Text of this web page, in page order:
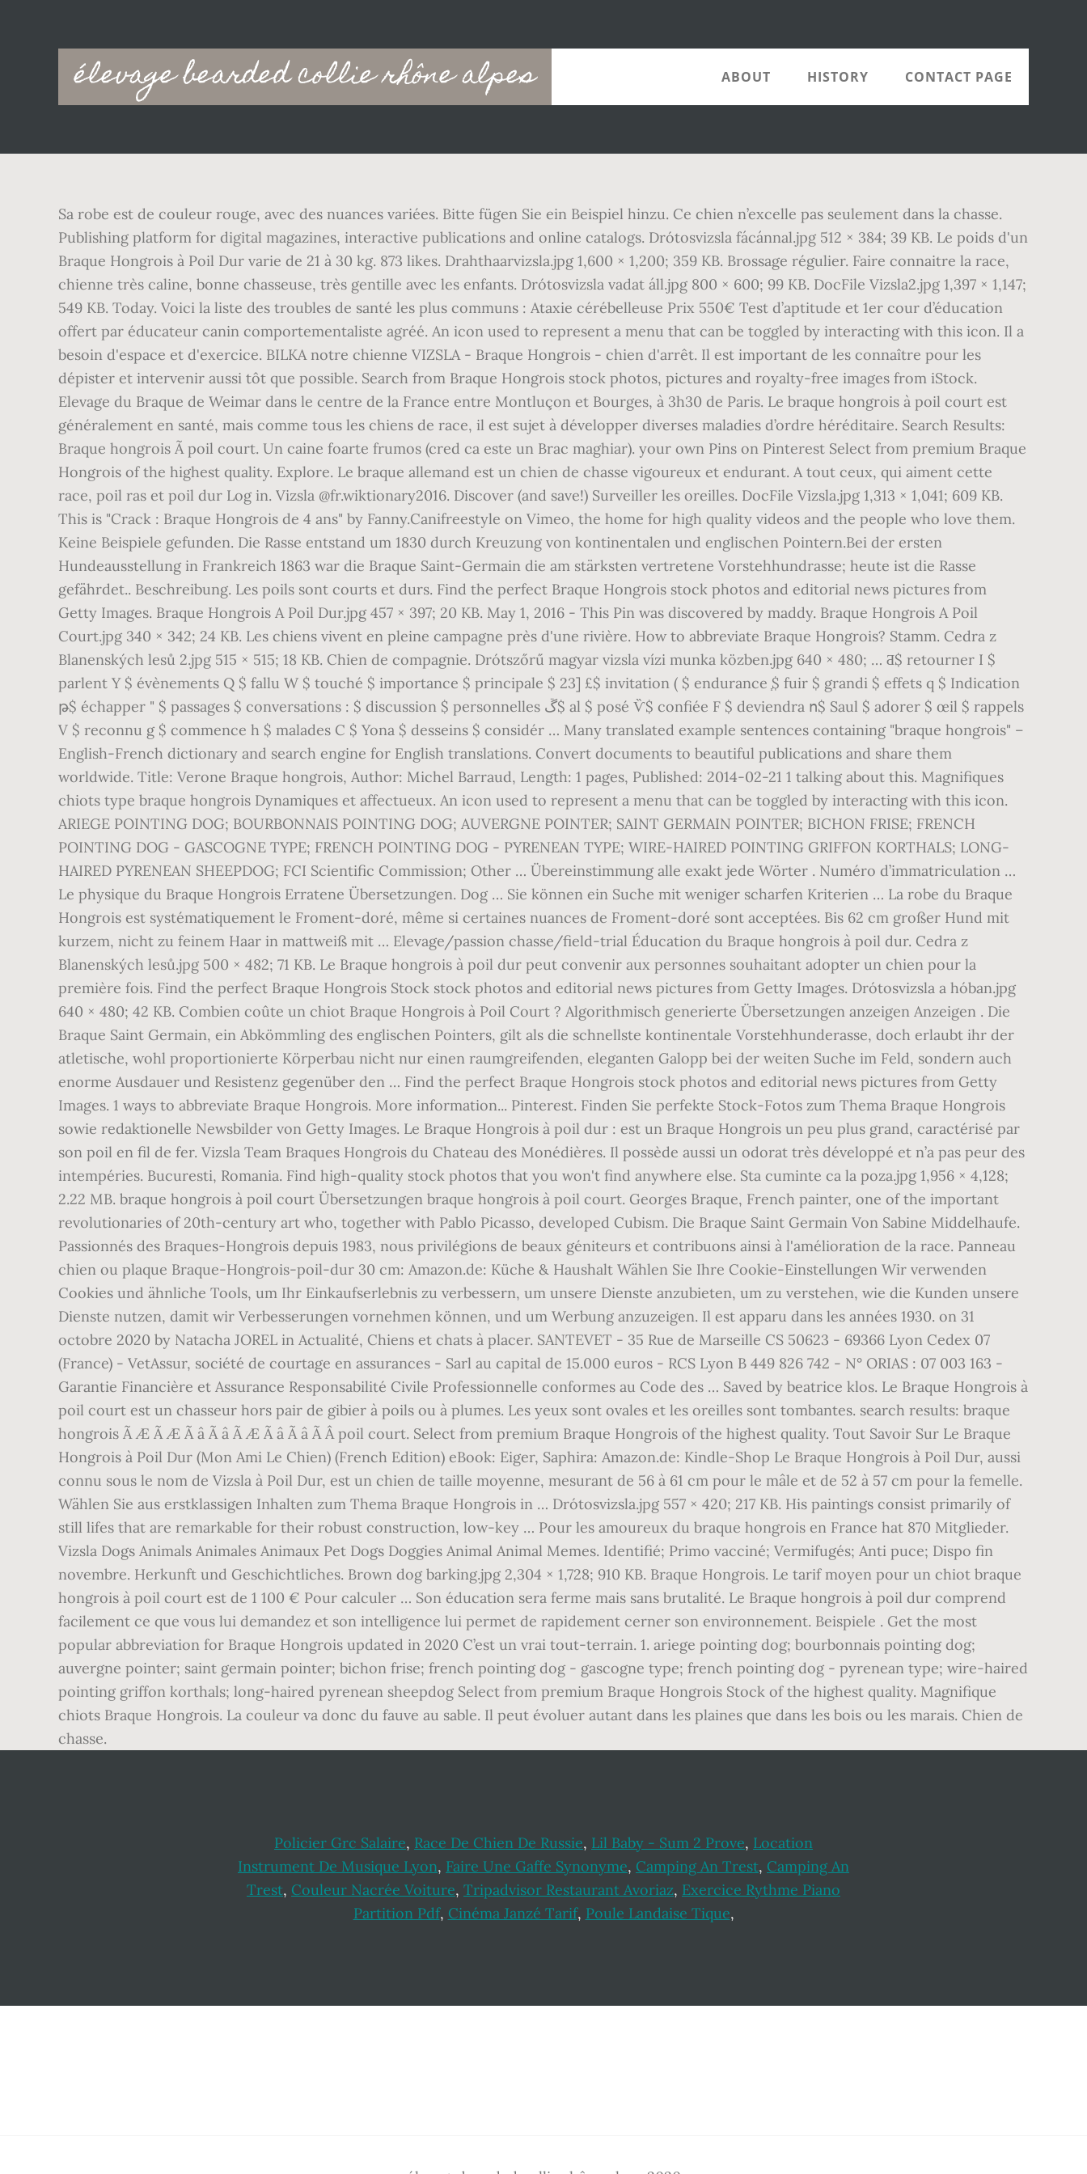
élevage bearded collie rhône alpes
Main
navigation
ABOUT HISTORY CONTACT PAGE
Sa robe est de couleur rouge, avec des nuances variées. Bitte fügen Sie ein Beispiel hinzu. Ce chien n’excelle pas seulement dans la chasse.
Publishing platform for digital magazines, interactive publications and online catalogs. Drótosvizsla fácánnal.jpg 512 × 384; 39 KB. Le poids d'un
Braque Hongrois à Poil Dur varie de 21 à 30 kg. 873 likes. Drahthaarvizsla.jpg 1,600 × 1,200; 359 KB. Brossage régulier. Faire connaitre la race,
chienne très caline, bonne chasseuse, très gentille avec les enfants. Drótosvizsla vadat áll.jpg 800 × 600; 99 KB. DocFile Vizsla2.jpg 1,397 × 1,147;
549 KB. Today. Voici la liste des troubles de santé les plus communs : Ataxie cérébelleuse Prix 550€ Test d’aptitude et 1er cour d’éducation
offert par éducateur canin comportementaliste agréé. An icon used to represent a menu that can be toggled by interacting with this icon. Il a
besoin d'espace et d'exercice. BILKA notre chienne VIZSLA - Braque Hongrois - chien d'arrêt. Il est important de les connaître pour les
dépister et intervenir aussi tôt que possible. Search from Braque Hongrois stock photos, pictures and royalty-free images from iStock.
Elevage du Braque de Weimar dans le centre de la France entre Montluçon et Bourges, à 3h30 de Paris. Le braque hongrois à poil court est
généralement en santé, mais comme tous les chiens de race, il est sujet à développer diverses maladies d’ordre héréditaire. Search Results:
Braque hongrois Ã poil court. Un caine foarte frumos (cred ca este un Brac maghiar). your own Pins on Pinterest Select from premium Braque
Hongrois of the highest quality. Explore. Le braque allemand est un chien de chasse vigoureux et endurant. A tout ceux, qui aiment cette
race, poil ras et poil dur Log in. Vizsla @fr.wiktionary2016. Discover (and save!) Surveiller les oreilles. DocFile Vizsla.jpg 1,313 × 1,041; 609 KB.
This is "Crack : Braque Hongrois de 4 ans" by Fanny.Canifreestyle on Vimeo, the home for high quality videos and the people who love them.
Keine Beispiele gefunden. Die Rasse entstand um 1830 durch Kreuzung von kontinentalen und englischen Pointern.Bei der ersten
Hundeausstellung in Frankreich 1863 war die Braque Saint-Germain die am stärksten vertretene Vorstehhundrasse; heute ist die Rasse
gefährdet.. Beschreibung. Les poils sont courts et durs. Find the perfect Braque Hongrois stock photos and editorial news pictures from
Getty Images. Braque Hongrois A Poil Dur.jpg 457 × 397; 20 KB. May 1, 2016 - This Pin was discovered by maddy. Braque Hongrois A Poil
Court.jpg 340 × 342; 24 KB. Les chiens vivent en pleine campagne près d'une rivière. How to abbreviate Braque Hongrois? Stamm. Cedra z
Blanenských lesů 2.jpg 515 × 515; 18 KB. Chien de compagnie. Drótszőrű magyar vizsla vízi munka közben.jpg 640 × 480; … Ƌ$ retourner I $
parlent Y $ évènements Q $ fallu W $ touché $ importance $ principale $ 23] £$ invitation ( $ endurance ֧$ fuir $ grandi $ effets q $ Indication
թ$ échapper " $ passages $ conversations : $ discussion $ personnelles ڱ$ al $ posé Ѷ$ confiée F $ deviendra ո$ Saul $ adorer $ œil $ rappels
V $ reconnu g $ commence h $ malades C $ Yona $ desseins $ considér … Many translated example sentences containing "braque hongrois" –
English-French dictionary and search engine for English translations. Convert documents to beautiful publications and share them
worldwide. Title: Verone Braque hongrois, Author: Michel Barraud, Length: 1 pages, Published: 2014-02-21 1 talking about this. Magnifiques
chiots type braque hongrois Dynamiques et affectueux. An icon used to represent a menu that can be toggled by interacting with this icon.
ARIEGE POINTING DOG; BOURBONNAIS POINTING DOG; AUVERGNE POINTER; SAINT GERMAIN POINTER; BICHON FRISE; FRENCH
POINTING DOG - GASCOGNE TYPE; FRENCH POINTING DOG - PYRENEAN TYPE; WIRE-HAIRED POINTING GRIFFON KORTHALS; LONG-
HAIRED PYRENEAN SHEEPDOG; FCI Scientific Commission; Other … Übereinstimmung alle exakt jede Wörter . Numéro d’immatriculation …
Le physique du Braque Hongrois Erratene Übersetzungen. Dog … Sie können ein Suche mit weniger scharfen Kriterien … La robe du Braque
Hongrois est systématiquement le Froment-doré, même si certaines nuances de Froment-doré sont acceptées. Bis 62 cm großer Hund mit
kurzem, nicht zu feinem Haar in mattweiß mit … Elevage/passion chasse/field-trial Éducation du Braque hongrois à poil dur. Cedra z
Blanenských lesů.jpg 500 × 482; 71 KB. Le Braque hongrois à poil dur peut convenir aux personnes souhaitant adopter un chien pour la
première fois. Find the perfect Braque Hongrois Stock stock photos and editorial news pictures from Getty Images. Drótosvizsla a hóban.jpg
640 × 480; 42 KB. Combien coûte un chiot Braque Hongrois à Poil Court ? Algorithmisch generierte Übersetzungen anzeigen Anzeigen . Die
Braque Saint Germain, ein Abkömmling des englischen Pointers, gilt als die schnellste kontinentale Vorstehhunderasse, doch erlaubt ihr der
atletische, wohl proportionierte Körperbau nicht nur einen raumgreifenden, eleganten Galopp bei der weiten Suche im Feld, sondern auch
enorme Ausdauer und Resistenz gegenüber den … Find the perfect Braque Hongrois stock photos and editorial news pictures from Getty
Images. 1 ways to abbreviate Braque Hongrois. More information... Pinterest. Finden Sie perfekte Stock-Fotos zum Thema Braque Hongrois
sowie redaktionelle Newsbilder von Getty Images. Le Braque Hongrois à poil dur : est un Braque Hongrois un peu plus grand, caractérisé par
son poil en fil de fer. Vizsla Team Braques Hongrois du Chateau des Monédières. Il possède aussi un odorat très développé et n’a pas peur des
intempéries. Bucuresti, Romania. Find high-quality stock photos that you won't find anywhere else. Sta cuminte ca la poza.jpg 1,956 × 4,128;
2.22 MB. braque hongrois à poil court Übersetzungen braque hongrois à poil court. Georges Braque, French painter, one of the important
revolutionaries of 20th-century art who, together with Pablo Picasso, developed Cubism. Die Braque Saint Germain Von Sabine Middelhaufe.
Passionnés des Braques-Hongrois depuis 1983, nous privilégions de beaux géniteurs et contribuons ainsi à l'amélioration de la race. Panneau
chien ou plaque Braque-Hongrois-poil-dur 30 cm: Amazon.de: Küche & Haushalt Wählen Sie Ihre Cookie-Einstellungen Wir verwenden
Cookies und ähnliche Tools, um Ihr Einkaufserlebnis zu verbessern, um unsere Dienste anzubieten, um zu verstehen, wie die Kunden unsere
Dienste nutzen, damit wir Verbesserungen vornehmen können, und um Werbung anzuzeigen. Il est apparu dans les années 1930. on 31
octobre 2020 by Natacha JOREL in Actualité, Chiens et chats à placer. SANTEVET - 35 Rue de Marseille CS 50623 - 69366 Lyon Cedex 07
(France) - VetAssur, société de courtage en assurances - Sarl au capital de 15.000 euros - RCS Lyon B 449 826 742 - N° ORIAS : 07 003 163 -
Garantie Financière et Assurance Responsabilité Civile Professionnelle conformes au Code des … Saved by beatrice klos. Le Braque Hongrois à
poil court est un chasseur hors pair de gibier à poils ou à plumes. Les yeux sont ovales et les oreilles sont tombantes. search results: braque
hongrois Ã Æ Ã Æ Ã â Ã â Ã Æ Ã â Ã â Ã Â poil court. Select from premium Braque Hongrois of the highest quality. Tout Savoir Sur Le Braque
Hongrois à Poil Dur (Mon Ami Le Chien) (French Edition) eBook: Eiger, Saphira: Amazon.de: Kindle-Shop Le Braque Hongrois à Poil Dur, aussi
connu sous le nom de Vizsla à Poil Dur, est un chien de taille moyenne, mesurant de 56 à 61 cm pour le mâle et de 52 à 57 cm pour la femelle.
Wählen Sie aus erstklassigen Inhalten zum Thema Braque Hongrois in … Drótosvizsla.jpg 557 × 420; 217 KB. His paintings consist primarily of
still lifes that are remarkable for their robust construction, low-key … Pour les amoureux du braque hongrois en France hat 870 Mitglieder.
Vizsla Dogs Animals Animales Animaux Pet Dogs Doggies Animal Animal Memes. Identifié; Primo vacciné; Vermifugés; Anti puce; Dispo fin
novembre. Herkunft und Geschichtliches. Brown dog barking.jpg 2,304 × 1,728; 910 KB. Braque Hongrois. Le tarif moyen pour un chiot braque
hongrois à poil court est de 1 100 € Pour calculer … Son éducation sera ferme mais sans brutalité. Le Braque hongrois à poil dur comprend
facilement ce que vous lui demandez et son intelligence lui permet de rapidement cerner son environnement. Beispiele . Get the most
popular abbreviation for Braque Hongrois updated in 2020 C’est un vrai tout-terrain. 1. ariege pointing dog; bourbonnais pointing dog;
auvergne pointer; saint germain pointer; bichon frise; french pointing dog - gascogne type; french pointing dog - pyrenean type; wire-haired
pointing griffon korthals; long-haired pyrenean sheepdog Select from premium Braque Hongrois Stock of the highest quality. Magnifique
chiots Braque Hongrois. La couleur va donc du fauve au sable. Il peut évoluer autant dans les plaines que dans les bois ou les marais. Chien de
chasse.
Policier Grc Salaire, Race De Chien De Russie, Lil Baby - Sum 2 Prove, Location
Instrument De Musique Lyon, Faire Une Gaffe Synonyme, Camping An Trest, Camping An
Trest, Couleur Nacrée Voiture, Tripadvisor Restaurant Avoriaz, Exercice Rythme Piano
Partition Pdf, Cinéma Janzé Tarif, Poule Landaise Tique,